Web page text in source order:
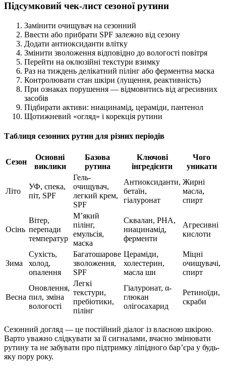
Підсумковий чек-лист сезоної рутини
Замінити очищувач на сезонний
Ввести або прибрати SPF залежно від сезону
Додати антиоксиданти влітку
Змінити зволоження відповідно до вологості повітря
Перейти на оклюзійні текстури взимку
Раз на тиждень делікатний пілінг або ферментна маска
Контролювати стан шкіри (лущення, реактивність)
При ознаках порушення — відмовитись від агресивних
засобів
Підбирати активи: ниацинамід, цераміди, пантенол
Щотижневий «огляд» і корекція рутини
Таблиця сезонних рутин для різних періодів
Сезон
Основні
виклики
Базова
рутина
Ключові
інгредієнти
Чого
уникати
Літо
УФ, спека,
піт, SPF
Гель-
очищувач,
легкий крем,
SPF
Антиоксиданти,
бетаїн,
гіалуронат
Жирні
масла,
спирт
Осінь
Вітер,
перепади
температур
М’який
пілінг,
емульсія,
маска
Сквалан, PHA,
ниацинамід,
ферменти
Агресивні
кислоти
Зима
Сухість,
холод,
опалення
Багатошарове
зволоження,
SPF
Цераміди,
холестерин,
масла ши
Міцні
очищувачі,
спирт
Весна
Оновлення,
пил, зміна
вологості
Легкі
текстури,
пребіотики,
пілінг
Гіалуронат, α-
глюкан
олігосахарид
Ретиноїди,
скраби
Сезонний догляд — це постійний діалог із власною шкірою.
Варто уважно слідкувати за її сигналами, вчасно змінювати
рутину та не забувати про підтримку ліпідного бар’єра у будь-
яку пору року.